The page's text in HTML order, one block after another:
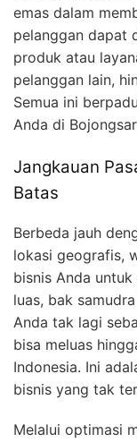
emas dalam
pelanggan dapat
produk atau
pelanggan lain,
Semua ini
Anda di
Jangkauan
Batas
Berbeda jauh
lokasi geografis,
bisnis Anda
luas, bak
Anda tak lagi
bisa meluas
Indonesia. Ini
bisnis yang tak
Melalui optimasi